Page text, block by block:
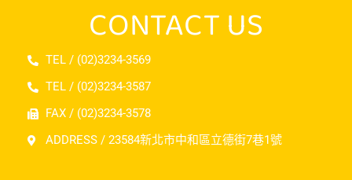
CONTACT US
TEL / (02)3234-3569
TEL / (02)3234-3587
FAX / (02)3234-3578
ADDRESS / 23584新北市中和區立德街7巷1號